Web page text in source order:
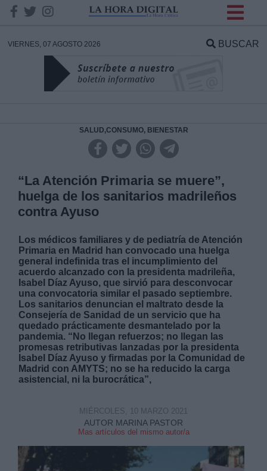
VIERNES, 07 AGOSTO 2026 BUSCAR
SALUD,CONSUMO, BIENESTAR
“La Atención Primaria se muere”,
huelga de los sanitarios madrileños
contra Ayuso
Los médicos familiares y de pediatría de Atención
Primaria en Madrid han convocado una huelga
general indefinida tras el incumplimiento del
acuerdo alcanzado con la presidenta madrileña,
Isabel Díaz Ayuso, que sirvió para desconvocar
una convocatoria similar el pasado septiembre.
Los sanitarios denuncian el maltrato desde la
Consejería de Sanidad de un servicio que ha
quedado prácticamente desmantelado por la
pandemia. “No llegan refuerzos; no llegan las
promesas retributivas lanzadas por la presidenta
Isabel Díaz Ayuso y firmadas por la Comunidad de
Madrid con AMYTS; no se ha reducido la carga
asistencial, ni la burocrática”,
AUTOR MARINA PASTOR
Mas artículos del mismo autor/a
MIÉRCOLES, 10 MARZO 2021
DATOS
Responsable:
Legitimación:
Destinatarios:
Derechos:
link